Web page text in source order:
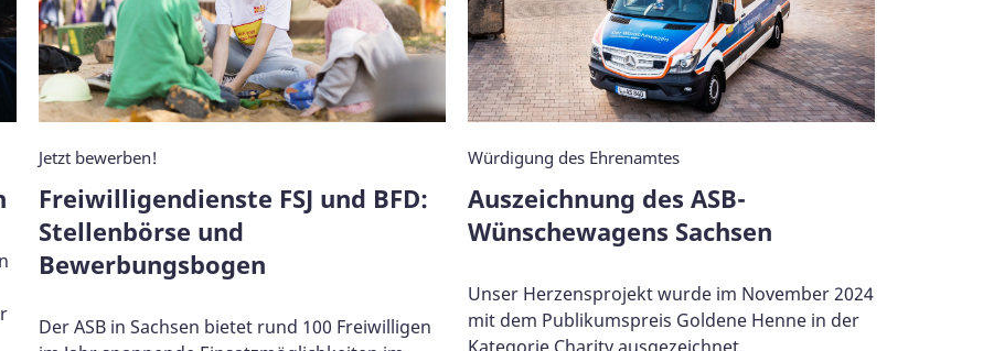
Jetzt bewerben!
Freiwilligendienste FSJ und BFD:
Stellenbörse und
Bewerbungsbogen
Der ASB in Sachsen bietet rund 100 Freiwilligen
Würdigung des Ehrenamtes
Auszeichnung des ASB-
Wünschewagens Sachsen
Unser Herzensprojekt wurde im November 2024
mit dem Publikumspreis Goldene Henne in der